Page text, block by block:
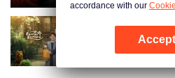
La mujer de
accordance with our
Accept